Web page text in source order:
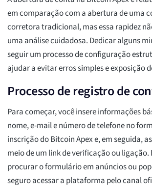
em comparação com a abertura de uma
corretora tradicional, mas essa rapidez
uma análise cuidadosa. Dedicar alguns
seguir um processo de configuração
ajudar a evitar erros simples e exposição
Processo de registro de
Para começar, você insere informações
nome, e-mail e número de telefone no
inscrição do Bitcoin Apex e, em seguida,
meio de um link de verificação ou ligação.
procurar o formulário em anúncios ou
seguro acessar a plataforma pelo canal